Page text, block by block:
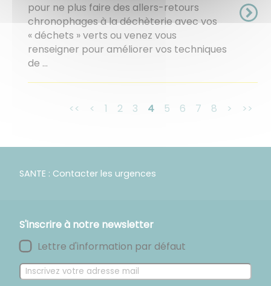
pour ne plus faire des allers-retours
chronophages à la déchèterie avec vos
« déchets » verts ou venez vous
renseigner pour améliorer vos techniques
de ...
<< < 1 2 3 4 5 6 7 8 > >>
SANTE : Contacter les urgences
S'inscrire à notre newsletter
Lettre d'information par défaut